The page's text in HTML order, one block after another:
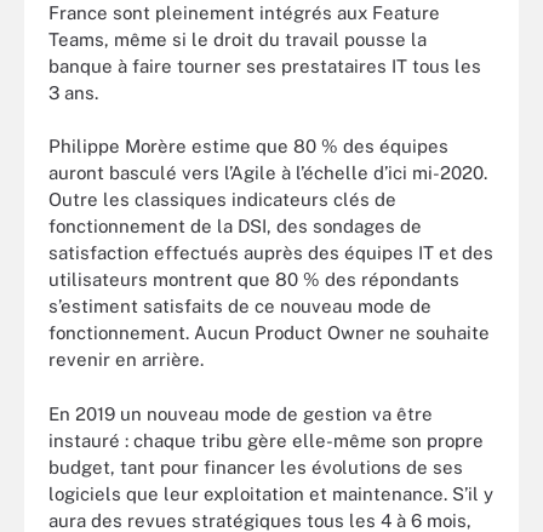
France sont pleinement intégrés aux Feature
Teams, même si le droit du travail pousse la
banque à faire tourner ses prestataires IT tous les
3 ans.
Philippe Morère estime que 80 % des équipes
auront basculé vers l’Agile à l’échelle d’ici mi-2020.
Outre les classiques indicateurs clés de
fonctionnement de la DSI, des sondages de
satisfaction effectués auprès des équipes IT et des
utilisateurs montrent que 80 % des répondants
s’estiment satisfaits de ce nouveau mode de
fonctionnement. Aucun Product Owner ne souhaite
revenir en arrière.
En 2019 un nouveau mode de gestion va être
instauré : chaque tribu gère elle-même son propre
budget, tant pour financer les évolutions de ses
logiciels que leur exploitation et maintenance. S’il y
aura des revues stratégiques tous les 4 à 6 mois,